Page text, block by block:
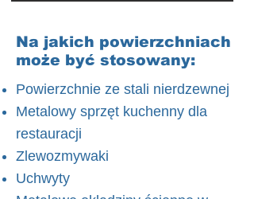
Na jakich powierzchniach
może być stosowany:
Powierzchnie ze stali nierdzewnej
Metalowy sprzęt kuchenny dla
restauracji
Zlewozmywaki
Uchwyty